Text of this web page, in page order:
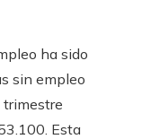
ha sido
sin empleo
Esta